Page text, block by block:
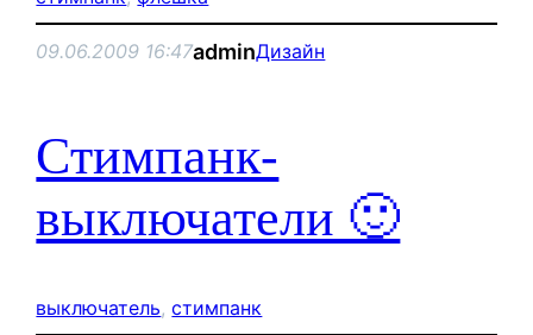
09.06.2009 16:47adminДизайн
Cтимпанк-
выключатели 🙂
выключатель, стимпанк